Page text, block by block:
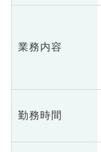
業務内容
勤務時間